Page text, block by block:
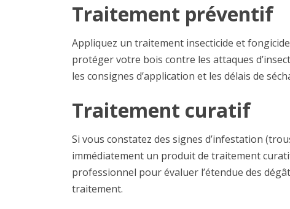
Traitement préventif
Appliquez un traitement insecticide et
protéger votre bois contre les attaques
les consignes d’application et les délais de
Traitement curatif
Si vous constatez des signes d’infestation
immédiatement un produit de traitement
professionnel pour évaluer l’étendue des
traitement.